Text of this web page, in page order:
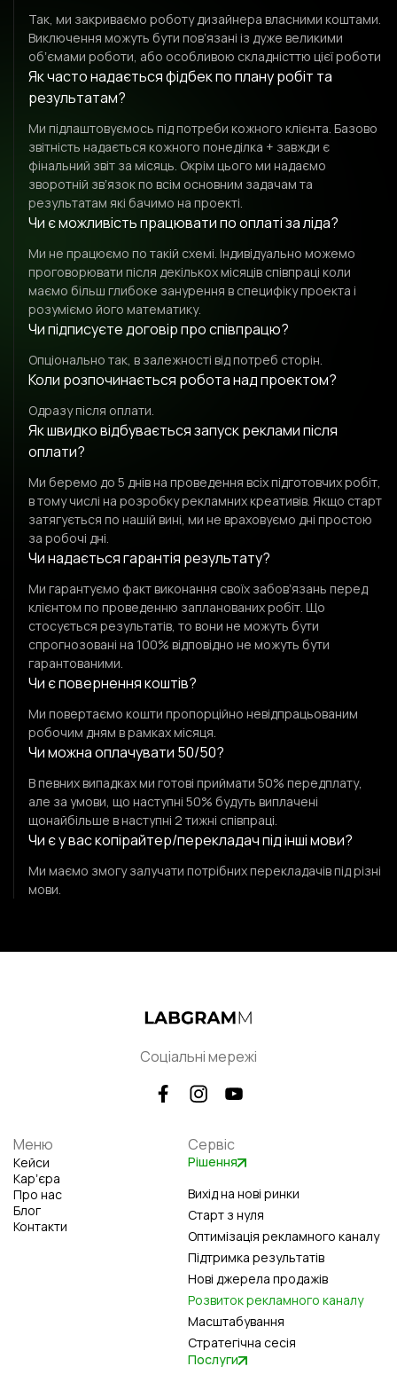
Так, ми закриваємо роботу дизайнера власними коштами.
Виключення можуть бути повʼязані із дуже великими
обʼємами роботи, або особливою складністтю цієї роботи
Як часто надається фідбек по плану робіт та
результатам?
Ми підлаштовуємось під потреби кожного клієнта. Базово
звітність надається кожного понеділка + завжди є
фінальний звіт за місяць. Окрім цього ми надаємо
зворотній звʼязок по всім основним задачам та
результатам які бачимо на проекті.
Чи є можливість працювати по оплаті за ліда?
Ми не працюємо по такій схемі. Індивідуально можемо
проговорювати після декількох місяців співпраці коли
маємо більш глибоке занурення в специфіку проекта і
розуміємо його математику.
Чи підписуєте договір про співпрацю?
Опціонально так, в залежності від потреб сторін.
Коли розпочинається робота над проектом?
Одразу після оплати.
Як швидко відбувається запуск реклами після
оплати?
Ми беремо до 5 днів на проведення всіх підготовчих робіт,
в тому числі на розробку рекламних креативів. Якщо старт
затягується по нашій вині, ми не враховуємо дні простою
за робочі дні.
Чи надається гарантія результату?
Ми гарантуємо факт виконання своїх забовʼязань перед
клієнтом по проведенню запланованих робіт. Що
стосується результатів, то вони не можуть бути
спрогнозовані на 100% відповідно не можуть бути
гарантованими.
Чи є повернення коштів?
Ми повертаємо кошти пропорційно невідпрацьованим
робочим дням в рамках місяця.
Чи можна оплачувати 50/50?
В певних випадках ми готові приймати 50% передплату,
але за умови, що наступні 50% будуть виплачені
щонайбільше в наступні 2 тижні співпраці.
Чи є у вас копірайтер/перекладач під інші мови?
Ми маємо змогу залучати потрібних перекладачів під різні
мови.
Меню
Кейси
Карʼєра
Про нас
Блог
Контакти
Сервіс
Рішення
Вихід на нові ринки
Старт з нуля
Оптимізація рекламного каналу
Підтримка результатів
Нові джерела продажів
Розвиток рекламного каналу
Масштабування
Стратегічна сесія
Послуги
Соціальні мережі